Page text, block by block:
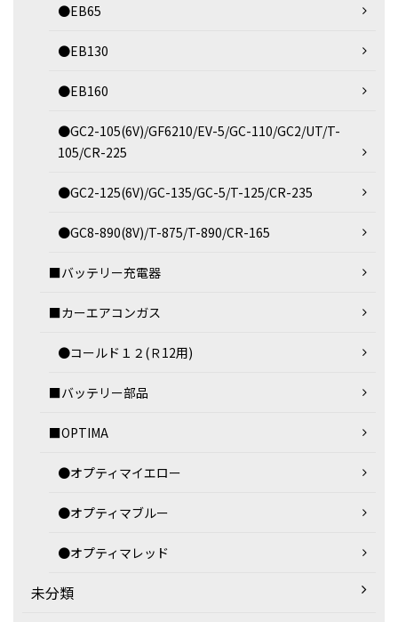
●EB65
●EB130
●EB160
●GC2-105(6V)/GF6210/EV-5/GC-110/GC2/UT/T-
105/CR-225
●GC2-125(6V)/GC-135/GC-5/T-125/CR-235
●GC8-890(8V)/T-875/T-890/CR-165
■バッテリー充電器
■カーエアコンガス
●コールド１２(Ｒ12用)
■バッテリー部品
■OPTIMA
●オプティマイエロー
●オプティマブルー
●オプティマレッド
未分類